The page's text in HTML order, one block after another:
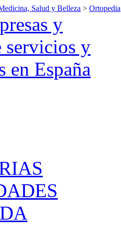
Salud y Belleza > Ortopedia